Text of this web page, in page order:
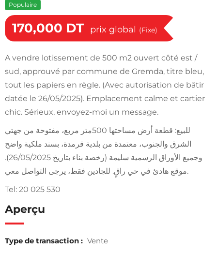
Populaire
170,000 DT prix global (Fixe)
A vendre lotissement de 500 m2 ouvert côté est /
sud, approuvé par commune de Gremda, titre bleu,
tout les papiers en règle. (Avec autorisation de bâtir
datée le 26/05/2025). Emplacement calme et cartier
chic. Sérieux, envoyez-moi un message.
للبيع: قطعة أرض مساحتها 500متر مربع، مفتوحة من جهتي
الشرق والجنوب، معتمدة من بلدية قرمدة، بسند ملكية واضح
وجميع الأوراق الرسمية سليمة (رخصة بناء بتاريخ 26/05/2025).
موقع هادئ في حي راقٍ. للجادين فقط، يرجى التواصل معي.
Tel: 20 025 530
Aperçu
Type de transaction : Vente